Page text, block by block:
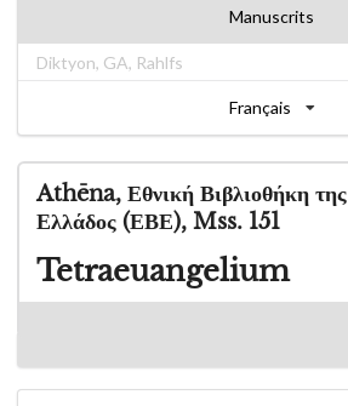
Manuscrits
Français
Athēna, Εθνική Βιβλιοθήκη της
Ελλάδος (ΕΒΕ), Mss. 151
Tetraeuangelium